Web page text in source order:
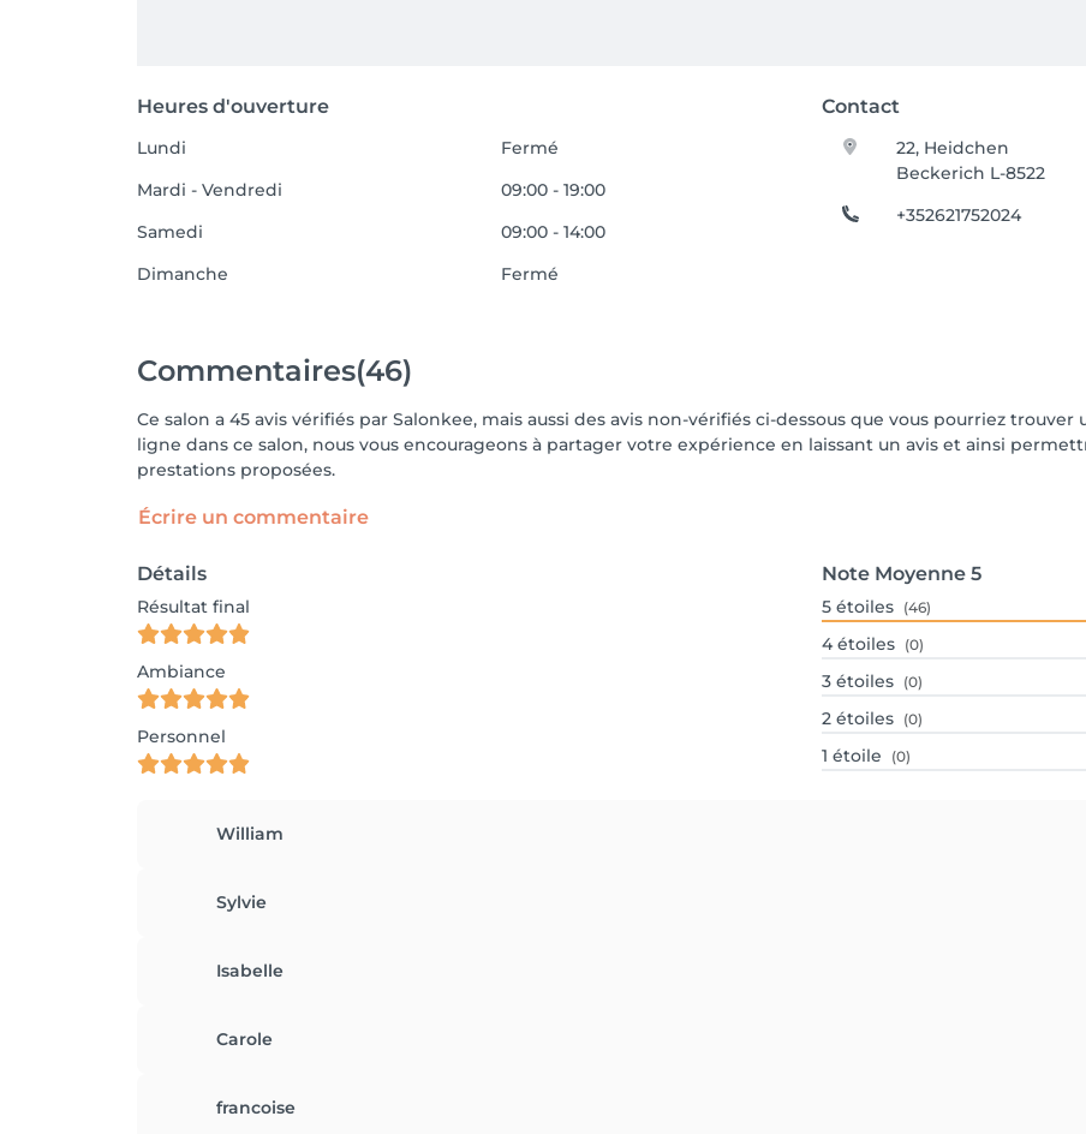
Heures d'ouverture Contact
Lundi
Fermé
Mardi - Vendredi
09:00 - 19:00
Samedi
09:00 - 14:00
Dimanche
Fermé
22, Heidchen
Beckerich L-8522
+352621752024
Commentaires(46)
Ce salon a 45 avis vérifiés par Salonkee, mais aussi des avis non-vérifiés ci-dessous que vous pourriez
ligne dans ce salon, nous vous encourageons à partager votre expérience en laissant un avis et ainsi
prestations proposées.
Écrire un commentaire
Détails
Résultat final
Ambiance
Personnel
Note Moyenne 5
5 étoiles (46)
4 étoiles (0)
3 étoiles (0)
2 étoiles (0)
1 étoile (0)
William
Sylvie
Isabelle
Carole
francoise